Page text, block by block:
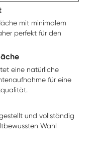
mit minimalem
perfekt für den
eine natürliche
für eine
und vollständig
Wahl